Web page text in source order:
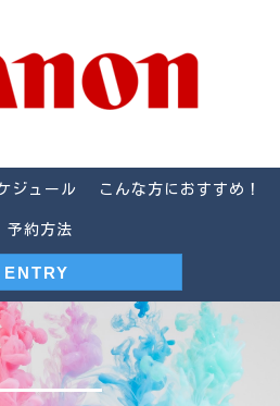
ジュール こんな方におすすめ！
予約方法
ENTRY